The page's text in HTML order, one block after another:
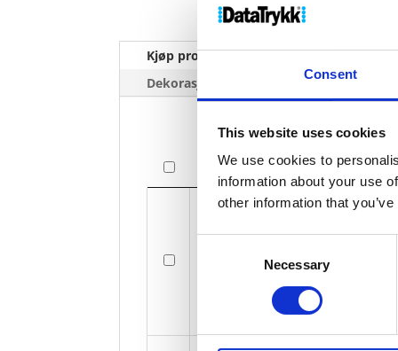
Consent
This website uses cookies
We use cookies to
information about your use
other information that
Necessary
Kjøp produkt uten print
Ekstra
Dekorasjonpriser
Bilde
Bilde